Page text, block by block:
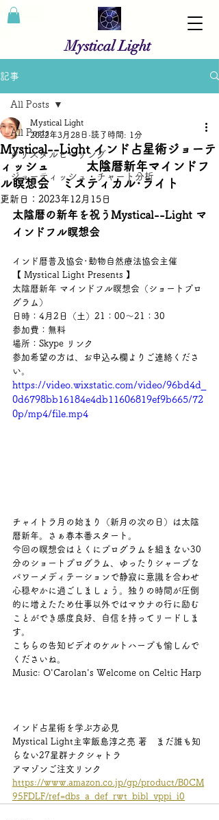
Mystical Light
記事
All Posts
クリスタルヒーリング
ジョーティッシュ・チャート分析
All Posts
Mystical--Light インド占星術ジョーテ
ィッシュ 太陰暦新年マインドフ
ル瞑想会 ミスティカル･ライト
Mystical Light
2022年3月28日 読了時間: 1分
更新日： 2023年12月15日
太陰暦の新年を祝うMystical--Light マ
インドフル瞑想会
インド暦普及協会･動物自然療法協会主催
【 Mystical Light Presents 】
太陰暦新年 マインドフル瞑想会（ショートプロ
グラム）
日時：4月2日（土）21：00～21：30
参加費：無料
場所：Skype リンク
参加希望の方は、お申込み欄よりご連絡くださ
い。
https://video.wixstatic.com/video/96bd4d_
0d6798bb16184e4db11606819ef9b665/72
0p/mp4/file.mp4
チャイトラ月の始まり（新月の次の日）は太陰
暦新年。さぁ春本番スタート。
今回の瞑想会はとくにプログラムを組まない30
分のショートプログラム、ゆったりシャープな
パワーメディテーションで静寂に意識を合わせ
心穏やかに過ごしましょう。独りの時間が圧倒
的に増えたため仕事以外ではマウナの行に励む
ことができ感度良好、自信を持ってリードしま
す。
こちらの告知ビデオのケルトハープも愉しんで
くださいね。
Music: O'Carolan's Welcome on Celtic Harp
インド占星術を学ぶ方必見
Mystical Light主宰飯島淳之亮 著　まだ誰も知
らない27星群ナクシャトラ
アマゾンご注文リンク
https://www.amazon.co.jp/gp/product/B0CM
95FDLF/ref=dbs_a_def_rwt_bibl_vppi_i0